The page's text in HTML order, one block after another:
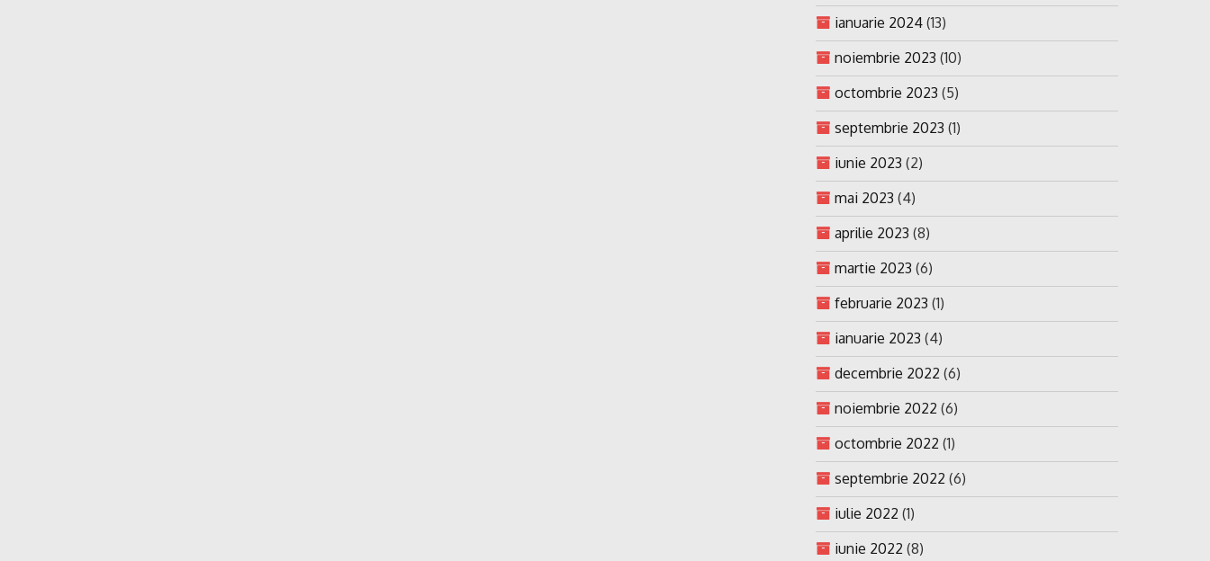
ianuarie 2024 (13)
noiembrie 2023 (10)
octombrie 2023 (5)
septembrie 2023 (1)
iunie 2023 (2)
mai 2023 (4)
aprilie 2023 (8)
martie 2023 (6)
februarie 2023 (1)
ianuarie 2023 (4)
decembrie 2022 (6)
noiembrie 2022 (6)
octombrie 2022 (1)
septembrie 2022 (6)
iulie 2022 (1)
iunie 2022 (8)